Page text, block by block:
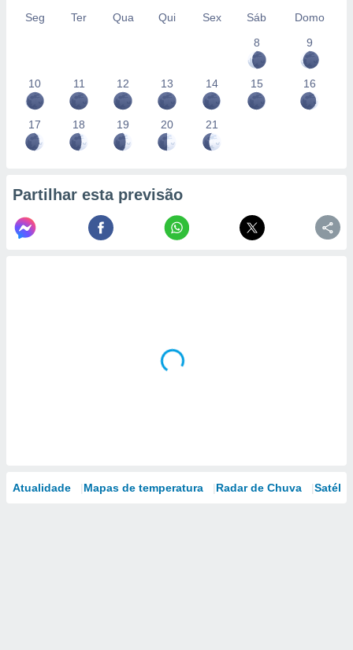
Seg Ter Qua Qui Sex Sáb
Domo
8
9
10 11 12 13 14 15 16
17 18 19 20 21
Partilhar esta previsão
Atualidade Mapas de temperatura Radar de Chuva